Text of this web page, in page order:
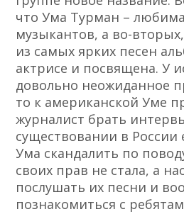
что Ума Турман –
музыкантов, а во-
из самых ярких песен
актрисе и посвящена. У
довольно неожиданное
то к американской Уме
журналист брать
существовании в России
Ума скандалить по
своих прав не стала, а
послушать их песни и
познакомиться с